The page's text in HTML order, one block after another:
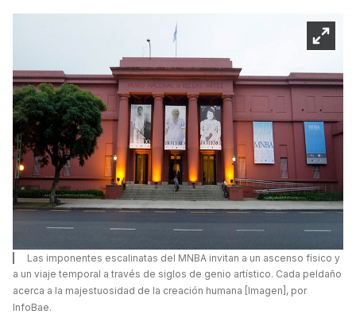
Las imponentes escalinatas del MNBA invitan a un ascenso físico y
a un viaje temporal a través de siglos de genio artístico. Cada peldaño
acerca a la majestuosidad de la creación humana [Imagen], por
InfoBae.